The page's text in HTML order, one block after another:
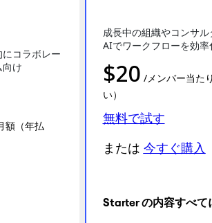
コラボレー
け
額（年払
成長中の組織やコンサル
AIでワークフローを効率
$20 /メンバー当た
い）
無料で試す
または 今すぐ購入
Starter の内容すべて